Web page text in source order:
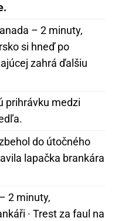
– 2 minuty,
si hneď po
zahrá ďalšiu
prihrávku medzi
do útočného
lapačka brankára
2 minuty,
· Trest za faul na